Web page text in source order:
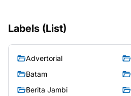
Labels (List)
Advertorial
Batam
Berita Jambi